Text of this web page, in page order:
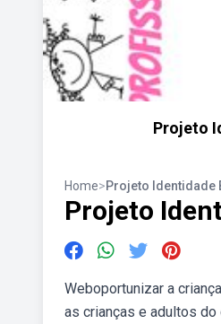
Projeto
Home>Projeto Identidade
Projeto
Weboportunizar a
as crianças e adultos do